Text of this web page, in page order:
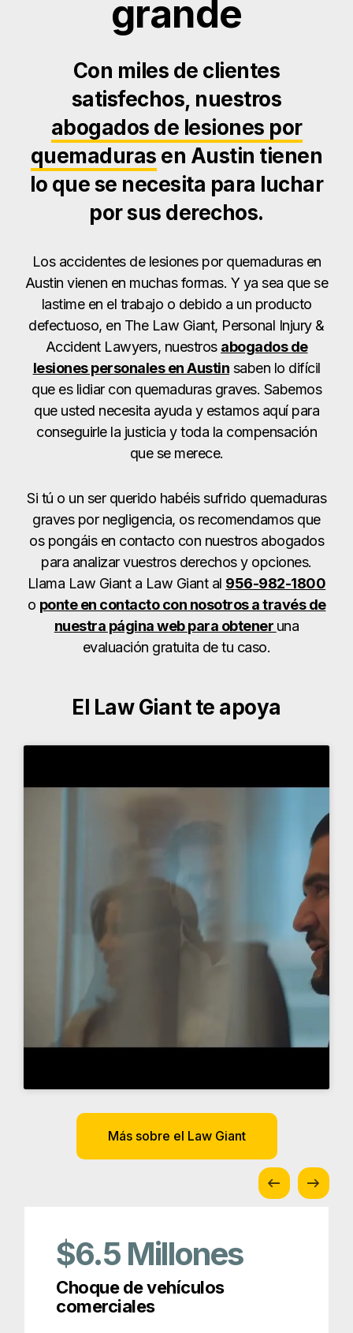
grande
Con miles de clientes
satisfechos, nuestros
abogados de lesiones por
quemaduras en Austin tienen
lo que se necesita para luchar
por sus derechos.
Los accidentes de lesiones por quemaduras en
Austin vienen en muchas formas. Y ya sea que se
lastime en el trabajo o debido a un producto
defectuoso, en The Law Giant, Personal Injury &
Accident Lawyers, nuestros abogados de
lesiones personales en Austin saben lo difícil
que es lidiar con quemaduras graves. Sabemos
que usted necesita ayuda y estamos aquí para
conseguirle la justicia y toda la compensación
que se merece.
Si tú o un ser querido habéis sufrido quemaduras
graves por negligencia, os recomendamos que
os pongáis en contacto con nuestros abogados
para analizar vuestros derechos y opciones.
Llama Law Giant a Law Giant al 956-982-1800
o ponte en contacto con nosotros a través de
nuestra página web para obtener una
evaluación gratuita de tu caso.
El Law Giant te apoya
Más sobre el Law Giant
$6.5Millones
Choque de vehículos
comerciales
Premios y afiliaciones